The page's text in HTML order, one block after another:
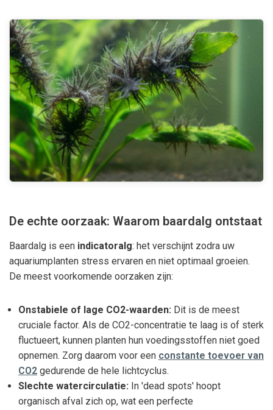
De echte oorzaak: Waarom baardalg ontstaat
Baardalg is een indicatoralg: het verschijnt zodra uw
aquariumplanten stress ervaren en niet optimaal groeien.
De meest voorkomende oorzaken zijn:
Onstabiele of lage CO2-waarden: Dit is de meest
cruciale factor. Als de CO2-concentratie te laag is of sterk
fluctueert, kunnen planten hun voedingsstoffen niet goed
opnemen. Zorg daarom voor een constante toevoer van
CO2 gedurende de hele lichtcyclus.
Slechte watercirculatie: In 'dead spots' hoopt
organisch afval zich op, wat een perfecte